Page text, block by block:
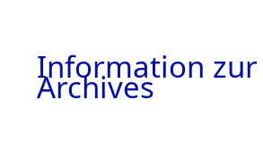
Information zur
Archives